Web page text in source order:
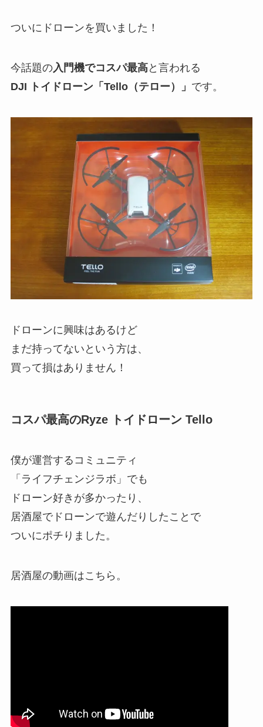
ついにドローンを買いました！
今話題の入門機でコスパ最高と言われる
DJI トイドローン「Tello（テロー）」 です。
ドローンに興味はあるけど
まだ持ってないという方は、
買って損はありません！
コスパ最高のRyze トイドローン Tello
僕が運営するコミュニティ
「ライフチェンジラボ」でも
ドローン好きが多かったり、
居酒屋でドローンで遊んだりしたことで
ついにポチりました。
居酒屋の動画はこちら。